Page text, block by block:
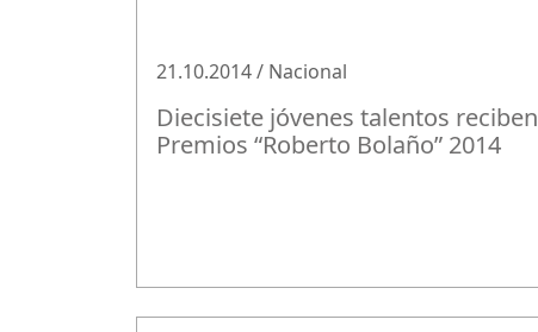
21.10.2014 / Nacional
Diecisiete jóvenes talentos reciben
Premios “Roberto Bolaño” 2014